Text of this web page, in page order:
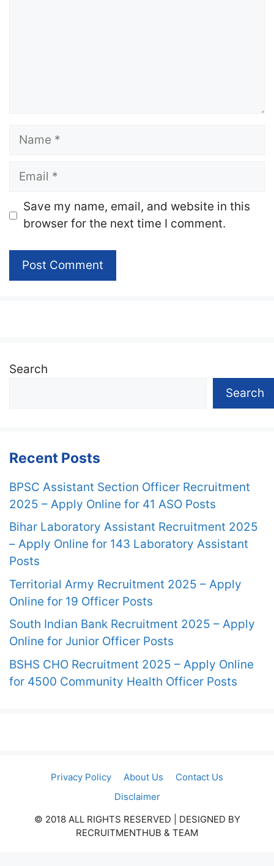
Name
Email
Website
Save my name, email, and website in this
browser for the next time I comment.
Search
Search
Recent Posts
BPSC Assistant Section Officer Recruitment
2025 – Apply Online for 41 ASO Posts
Bihar Laboratory Assistant Recruitment 2025
– Apply Online for 143 Laboratory Assistant
Posts
Territorial Army Recruitment 2025 – Apply
Online for 19 Officer Posts
South Indian Bank Recruitment 2025 – Apply
Online for Junior Officer Posts
BSHS CHO Recruitment 2025 – Apply Online
for 4500 Community Health Officer Posts
Privacy Policy About Us
Contact Us
Disclaimer
© 2018 ALL RIGHTS RESERVED​ | DESIGNED BY
RECRUITMENTHUB & TEAM